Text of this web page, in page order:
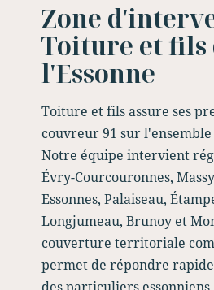
Zone
Toiture et fils
l'Essonne
Toiture et fils assure ses
couvreur 91 sur
Notre équipe intervient
Évry-Courcouronnes,
Essonnes, Palaiseau,
Longjumeau, Brunoy et
couverture territoriale
permet de répondre
des particuliers essonniens.